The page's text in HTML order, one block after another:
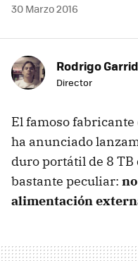
30 Marzo 2016
Rodrigo
Director
El famoso fabricante
ha anunciado
duro portátil de 8
bastante peculiar:
alimentación